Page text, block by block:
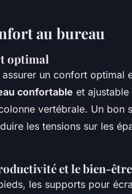
au bureau
optimal
un confort optimal
confortable et ajustable
vertébrale. Un bon
les tensions sur les
et le bien-être
les supports pour